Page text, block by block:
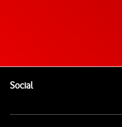
SocialEnlaces a las redes